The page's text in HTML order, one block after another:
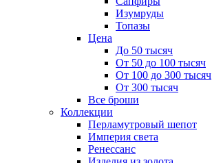
Изумруды
Топазы
Цена
До 50 тысяч
От 50 до 100 тысяч
От 100 до 300 тысяч
От 300 тысяч
Все броши
Коллекции
Перламутровый шепот
Империя света
Ренессанс